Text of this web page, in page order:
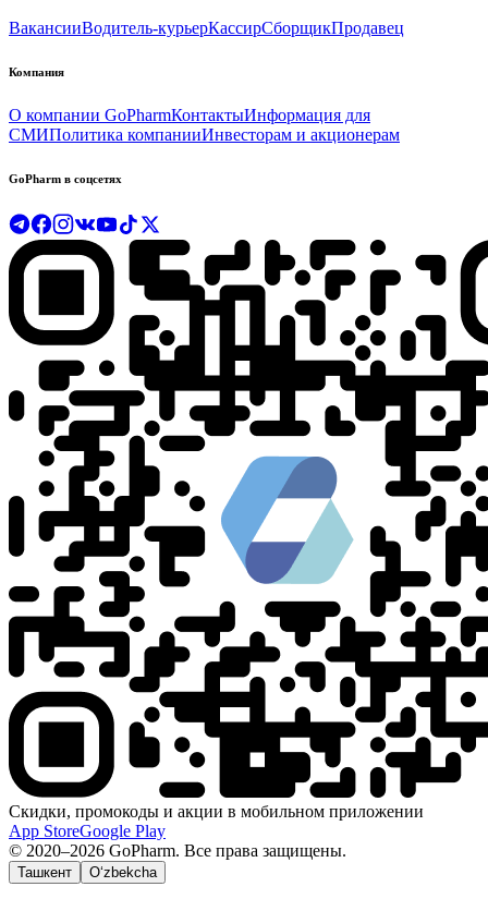
ВакансииВодитель-курьерКассирСборщикПродавец
Компания
О компании GoPharmКонтактыИнформация для
СМИПолитика компанииИнвесторам и акционерам
GoPharm в соцсетях
Скидки, промокоды и акции в мобильном приложении
App StoreGoogle Play
© 2020–2026 GoPharm. Все права защищены.
Ташкент O‘zbekcha